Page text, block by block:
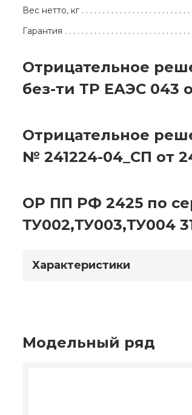
Вес нетто, кг
Гарантия
Отрицательное
без-ти ТР ЕАЭС 043
Отрицательное
№ 241224-04_СП от
ОР ПП РФ 2425 по
ТУ002,ТУ003,ТУ004
Характеристики
Модельный ряд